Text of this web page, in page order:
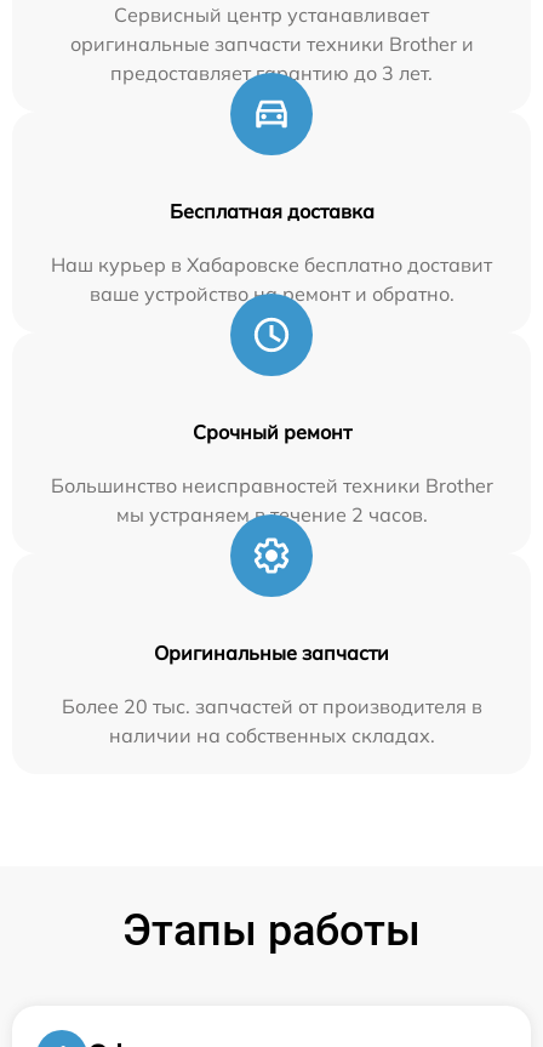
Сервисный центр устанавливает
оригинальные запчасти техники Brother и
предоставляет гарантию до 3 лет.
Бесплатная доставка
Наш курьер в Хабаровске бесплатно доставит
ваше устройство на ремонт и обратно.
Срочный ремонт
Большинство неисправностей техники Brother
мы устраняем в течение 2 часов.
Оригинальные запчасти
Более 20 тыс. запчастей от производителя в
наличии на собственных складах.
Этапы работы